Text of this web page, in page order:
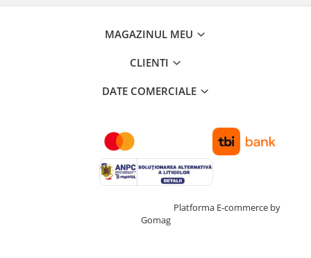
MAGAZINUL MEU
CLIENTI
DATE COMERCIALE
Platforma E-commerce by
Gomag